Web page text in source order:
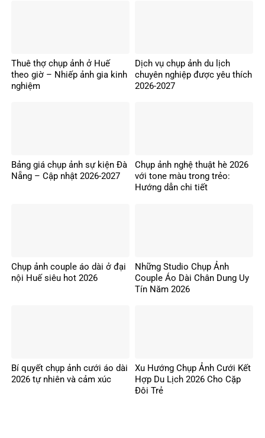
Thuê thợ chụp ảnh ở Huế
theo giờ – Nhiếp ảnh gia kinh
nghiệm
Dịch vụ chụp ảnh du lịch
chuyên nghiệp được yêu thích
2026-2027
Bảng giá chụp ảnh sự kiện Đà
Nẵng – Cập nhật 2026-2027
Chụp ảnh nghệ thuật hè 2026
với tone màu trong trẻo:
Hướng dẫn chi tiết
Chụp ảnh couple áo dài ở đại
nội Huế siêu hot 2026
Những Studio Chụp Ảnh
Couple Áo Dài Chân Dung Uy
Tín Năm 2026
Bí quyết chụp ảnh cưới áo dài
2026 tự nhiên và cảm xúc
Xu Hướng Chụp Ảnh Cưới Kết
Hợp Du Lịch 2026 Cho Cặp
Đôi Trẻ